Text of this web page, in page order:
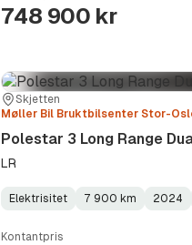
748 900 kr
Sted:
Skjetten
Forhandler:
Møller Bil Bruktbilsenter Stor-
Polestar 3 Long Range
LR
Fuel
Elektrisitet
Kilometerstand:
7 900 km
Model
2024
Gearbox
Kontantpris